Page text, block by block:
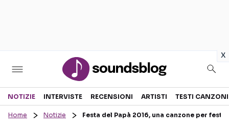
x
Sezioni
NOTIZIE INTERVISTE RECENSIONI ARTISTI TESTI CANZONI
Home Notizie Festa del Papà 2016, una canzone per